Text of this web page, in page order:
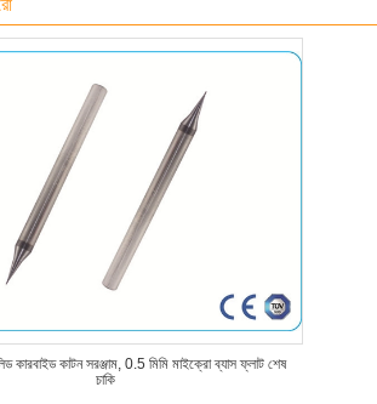
কারবাইড কাটন সরঞ্জাম, 0.5 মিমি মাইক্রো ব্যাস ফ্লাট শেষ
চাকি